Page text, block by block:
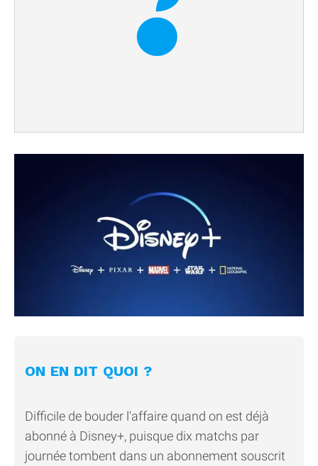
ON EN DIT QUOI ?
Difficile de bouder l'affaire quand on est déjà
abonné à Disney+, puisque dix matchs par
journée tombent dans un abonnement souscrit